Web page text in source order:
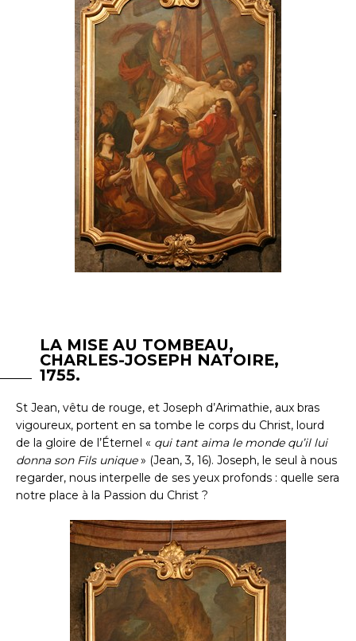
LA MISE AU TOMBEAU,
CHARLES-JOSEPH NATOIRE,
1755.
St Jean, vêtu de rouge, et Joseph d’Arimathie, aux bras
vigoureux, portent en sa tombe le corps du Christ, lourd
de la gloire de l’Éternel « qui tant aima le monde qu’il lui
donna son Fils unique» (Jean, 3, 16). Joseph, le seul à nous
regarder, nous interpelle de ses yeux profonds : quelle sera
notre place à la Passion du Christ ?